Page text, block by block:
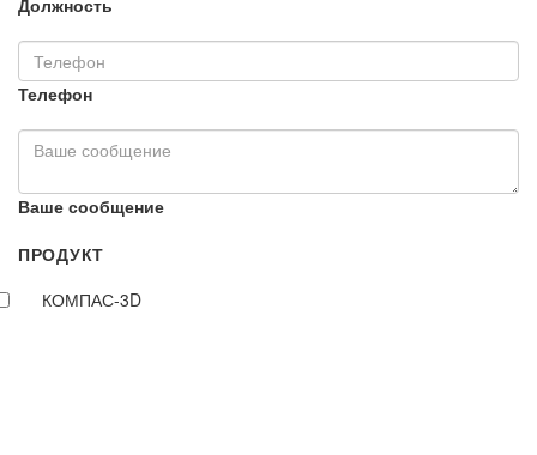
Должность
Телефон
Ваше сообщение
ПРОДУКТ
КОМПАС-3D